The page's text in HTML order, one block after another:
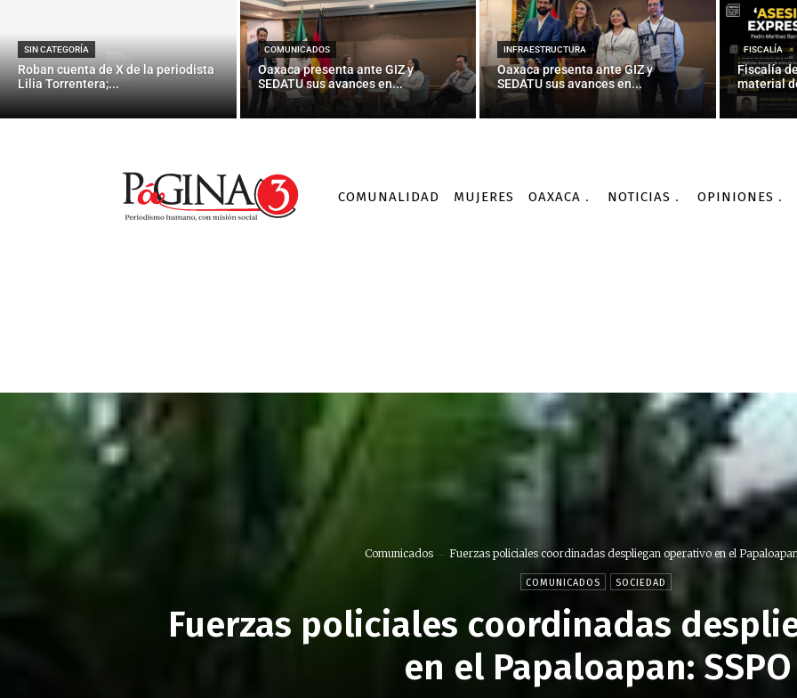
SIN CATEGORÍA
Roban cuenta de X de la periodista
Lilia Torrentera;...
COMUNICADOS
Oaxaca presenta ante GIZ y
SEDATU sus avances en...
INFRAESTRUCTURA
Oaxaca presenta ante GIZ y
SEDATU sus avances en...
FISCALÍA
Fiscalía
material
COMUNALIDAD MUJERES OAXACA NOTICIAS OPINIONES
Comunicados Fuerzas policiales coordinadas despliegan operativo en el
COMUNICADOS SOCIEDAD
Fuerzas policiales coordinadas
en el Papaloapan: SSPO